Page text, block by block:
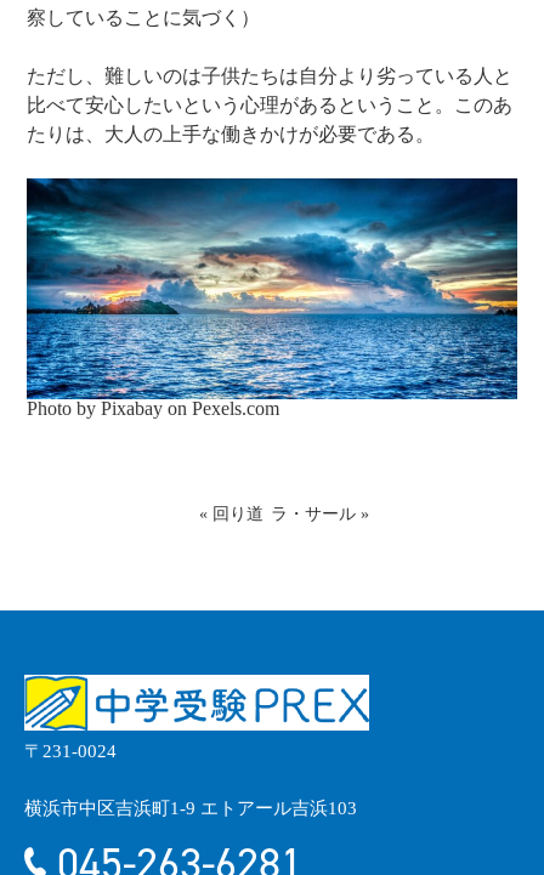
察していることに気づく）
ただし、難しいのは子供たちは自分より劣っている人と
比べて安心したいという心理があるということ。このあ
たりは、大人の上手な働きかけが必要である。
Photo by Pixabay onPexels.com
« 回り道 ラ・サール »
〒231-0024
横浜市中区吉浜町1-9 エトアール吉浜103